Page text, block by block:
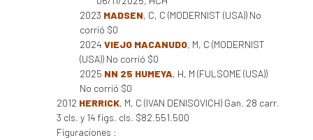
2023 MADSEN, C, C (MODERNIST (USA)) No
corrió $0
2024 VIEJO MACANUDO, M, C (MODERNIST
(USA)) No corrió $0
2025 NN 25 HUMEYA, H, M (FULSOME (USA))
No corrió $0
2012 HERRICK, M, C (IVAN DENISOVICH) Gan. 28 carr.
3 cls. y 14 figs. cls. $82.551.500
Figuraciones :